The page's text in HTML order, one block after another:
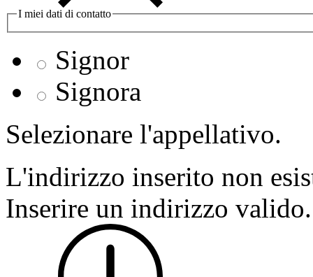
I miei dati di contatto
Signor
Signora
Selezionare l'appellativo.
L'indirizzo inserito non
Inserire un indirizzo valido.